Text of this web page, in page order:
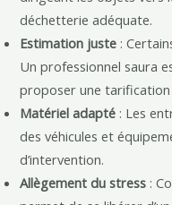
déchetterie adéquate.
Estimation juste:
Un professionnel saura
proposer une
Matériel adapté: Les
des véhicules et
d’intervention.
Allègement du stress: